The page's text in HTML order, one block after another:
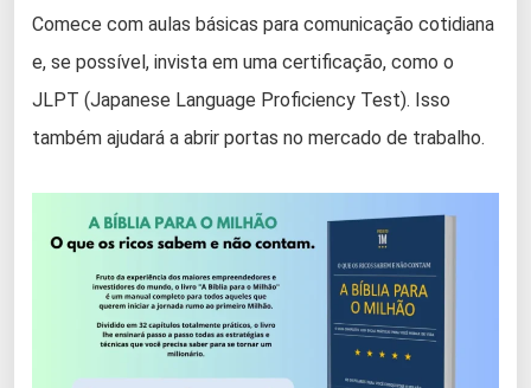
Comece com aulas básicas para comunicação cotidiana
e, se possível, invista em uma certificação, como o
JLPT (Japanese Language Proficiency Test). Isso
também ajudará a abrir portas no mercado de trabalho.